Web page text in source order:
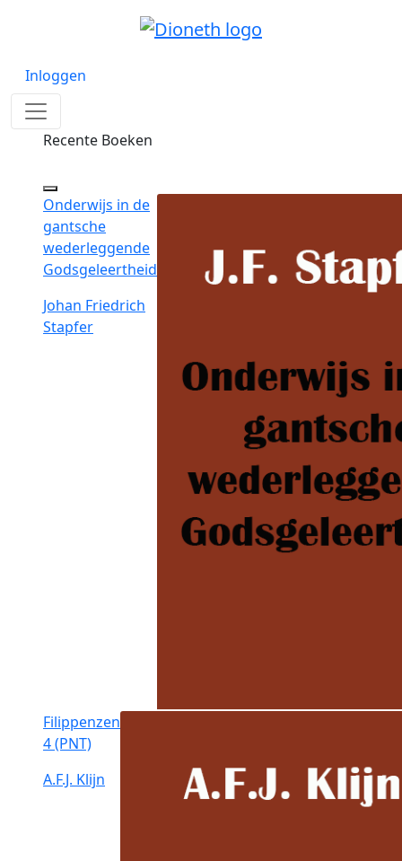
Inloggen
Recente Boeken
Onderwijs in de
gantsche
wederleggende
Godsgeleertheid
Johan Friedrich
Stapfer
Filippenzen
4 (PNT)
A.F.J. Klijn